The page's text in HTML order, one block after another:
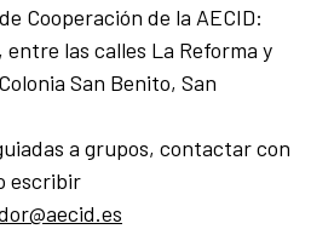
Cooperación de la AECID:
entre las calles La Reforma y
San Benito, San
a grupos, contactar con
escribir